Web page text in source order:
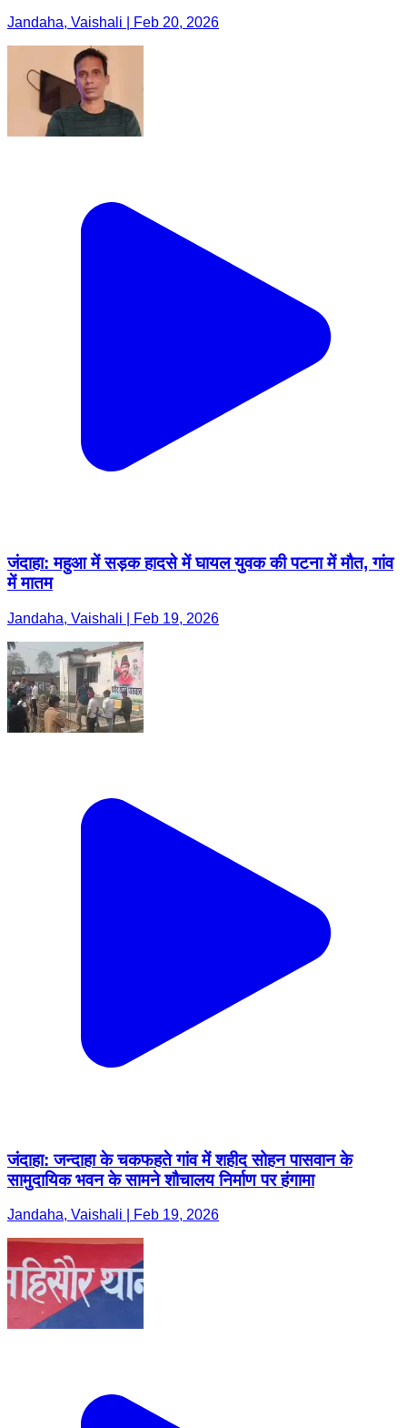
Jandaha, Vaishali | Feb 20, 2026
जंदाहा: महुआ में सड़क हादसे में घायल युवक की पटना में मौत, गांव
में मातम
Jandaha, Vaishali | Feb 19, 2026
जंदाहा: जन्दाहा के चकफहते गांव में शहीद सोहन पासवान के
सामुदायिक भवन के सामने शौचालय निर्माण पर हंगामा
Jandaha, Vaishali | Feb 19, 2026